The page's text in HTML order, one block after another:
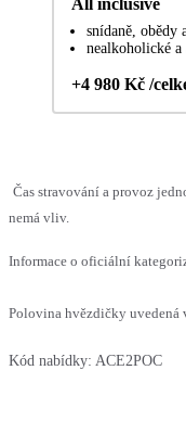
All inclusive
snídaně, obědy
nealkoholické
+4 980 Kč /
Čas stravování a provoz
nemá vliv.
Informace o oficiální
Polovina hvězdičky uvedená
Kód nabídky: ACE2POC